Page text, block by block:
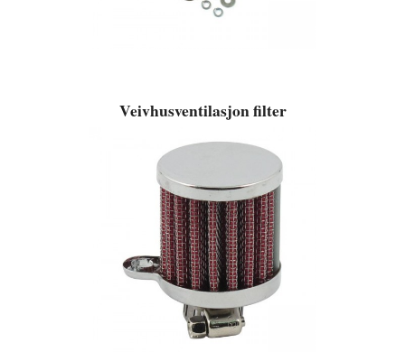
Veivhusventilasjon filter